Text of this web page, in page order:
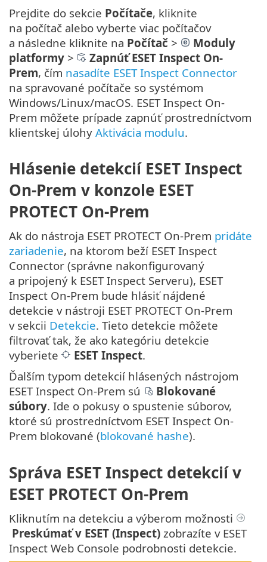
Prejdite do sekcie Počítače, kliknite
na počítač alebo vyberte viac počítačov
a následne kliknite na Počítač >
Moduly
platformy >
Zapnúť ESET Inspect On-
Prem, čím nasadíte ESET Inspect Connector
na spravované počítače so systémom
Windows/Linux/macOS. ESET Inspect On-
Prem môžete prípade zapnúť prostredníctvom
klientskej úlohy Aktivácia modulu.
Hlásenie detekcií ESET Inspect
On-Prem v konzole ESET
PROTECT On-Prem
Ak do nástroja ESET PROTECT On-Prem pridáte
zariadenie, na ktorom beží ESET Inspect
Connector (správne nakonfigurovaný
a pripojený k ESET Inspect Serveru), ESET
Inspect On-Prem bude hlásiť nájdené
detekcie v nástroji ESET PROTECT On-Prem
v sekcii Detekcie. Tieto detekcie môžete
filtrovať tak, že ako kategóriu detekcie
vyberiete
ESET Inspect.
Ďalším typom detekcií hlásených nástrojom
ESET Inspect On-Prem sú
Blokované
súbory. Ide o pokusy o spustenie súborov,
ktoré sú prostredníctvom ESET Inspect On-
Prem blokované (blokované hashe).
Správa ESET Inspect detekcií v
ESET PROTECT On-Prem
Kliknutím na detekciu a výberom možnosti
Preskúmať v ESET (Inspect) zobrazíte v ESET
Inspect Web Console podrobnosti detekcie.